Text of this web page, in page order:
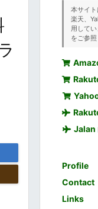
本サイト
楽天、
用して
をご参照
Jalan
Profile
Contact
Links